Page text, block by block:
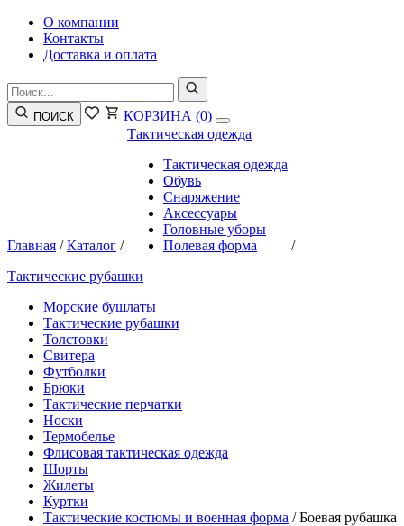
О компании
Контакты
Доставка и оплата
ПОИСК КОРЗИНА (0)
Главная /Каталог /
Тактическая одежда
Тактическая одежда
Обувь
Снаряжение
Аксессуары
Головные уборы
Полевая форма
/
Тактические рубашки
Морские бушлаты
Тактические рубашки
Толстовки
Свитера
Футболки
Брюки
Тактические перчатки
Носки
Термобелье
Флисовая тактическая одежда
Шорты
Жилеты
Куртки
Тактические костюмы и военная форма /Боевая рубашка